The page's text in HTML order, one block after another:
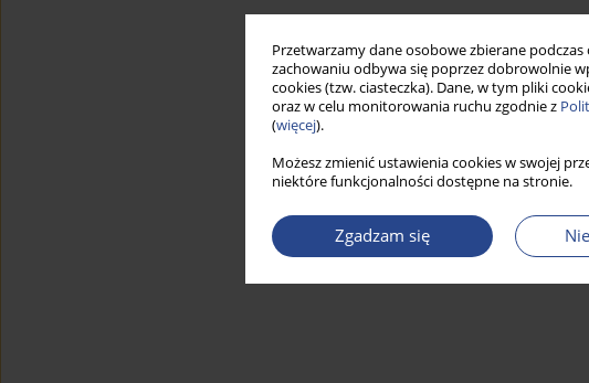
Przetwarzamy dane osobowe zbierane
zachowaniu odbywa się poprzez dobrowolnie
cookies (tzw. ciasteczka). Dane, w tym pliki
oraz w celu monitorowania ruchu zgodnie z
(więcej).
Możesz zmienić ustawienia cookies w swojej
niektóre funkcjonalności dostępne na stronie.
Zgadzam się